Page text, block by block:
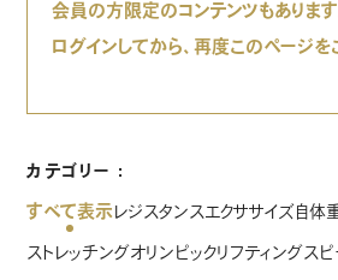
会員の方限定のコンテンツもあります
ログインしてから、再度このページを
カテゴリー
すべて表示 レジスタンスエクササイズ 自体
ストレッチング オリンピックリフティング スピ